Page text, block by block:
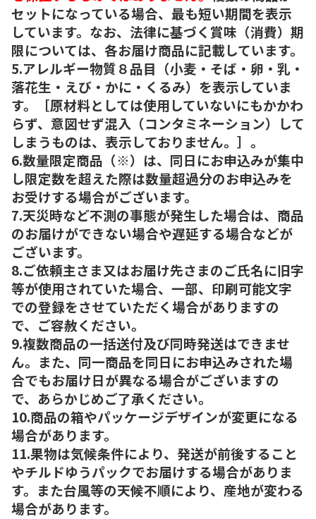
セットになっている場合、最も短い期間を表示
しています。なお、法律に基づく賞味（消費）期
限については、各お届け商品に記載しています。
5.アレルギー物質８品目（小麦・そば・卵・乳・
落花生・えび・かに・くるみ）を表示していま
す。［原材料としては使用していないにもかかわ
らず、意図せず混入（コンタミネーション）して
しまうものは、表示しておりません。］。
6.数量限定商品（※）は、同日にお申込みが集中
し限定数を超えた際は数量超過分のお申込みを
お受けする場合がございます。
7.天災時など不測の事態が発生した場合は、商品
のお届けができない場合や遅延する場合などが
ございます。
8.ご依頼主さま又はお届け先さまのご氏名に旧字
等が使用されていた場合、一部、印刷可能文字
での登録をさせていただく場合がありますの
で、ご容赦ください。
9.複数商品の一括送付及び同時発送はできませ
ん。また、同一商品を同日にお申込みされた場
合でもお届け日が異なる場合がございますの
で、あらかじめご了承ください。
10.商品の箱やパッケージデザインが変更になる
場合があります。
11.果物は気候条件により、発送が前後すること
やチルドゆうパックでお届けする場合がありま
す。また台風等の天候不順により、産地が変わる
場合があります。